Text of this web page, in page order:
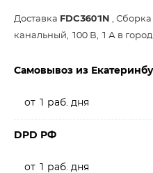
Доставка FDC3601N , Сборка
канальный, 100 В, 1 А в город
Самовывоз из
от 1 раб. дня
DPD РФ
от 1 раб. дня